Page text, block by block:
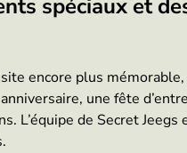
spéciaux et
encore plus
une fête
L’équipe de Secret